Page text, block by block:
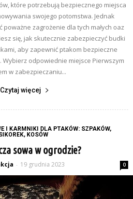
które potrzebują bezpiecznego miejsca
swojego potomstwa. Jednak
poważne zagrożenie dla tych małych oaz
się, jak skutecznie zabezpieczyć budki
aby zapewnić ptakom bezpieczne
odpowiednie miejsce Pierwszym
w zabezpieczaniu...
Czytaj więcej
I KARMNIKI DLA PTAKÓW: SZPAKÓW,
KOSÓW
sowa w ogrodzie?
- 19 grudnia 2023 0